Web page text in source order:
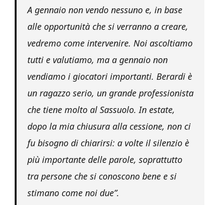
A gennaio non vendo nessuno e, in base
alle opportunità che si verranno a creare,
vedremo come intervenire. Noi ascoltiamo
tutti e valutiamo, ma a gennaio non
vendiamo i giocatori importanti. Berardi è
un ragazzo serio, un grande professionista
che tiene molto al Sassuolo. In estate,
dopo la mia chiusura alla cessione, non ci
fu bisogno di chiarirsi: a volte il silenzio è
più importante delle parole, soprattutto
tra persone che si conoscono bene e si
stimano come noi due”.